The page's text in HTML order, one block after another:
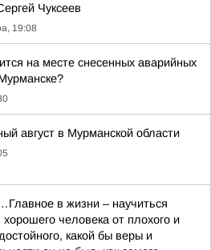
Чуксеев
19:08
на месте снесенных аварийных
август в Мурманской области
в жизни – научиться
хорошего человека от плохого и
какой бы веры и